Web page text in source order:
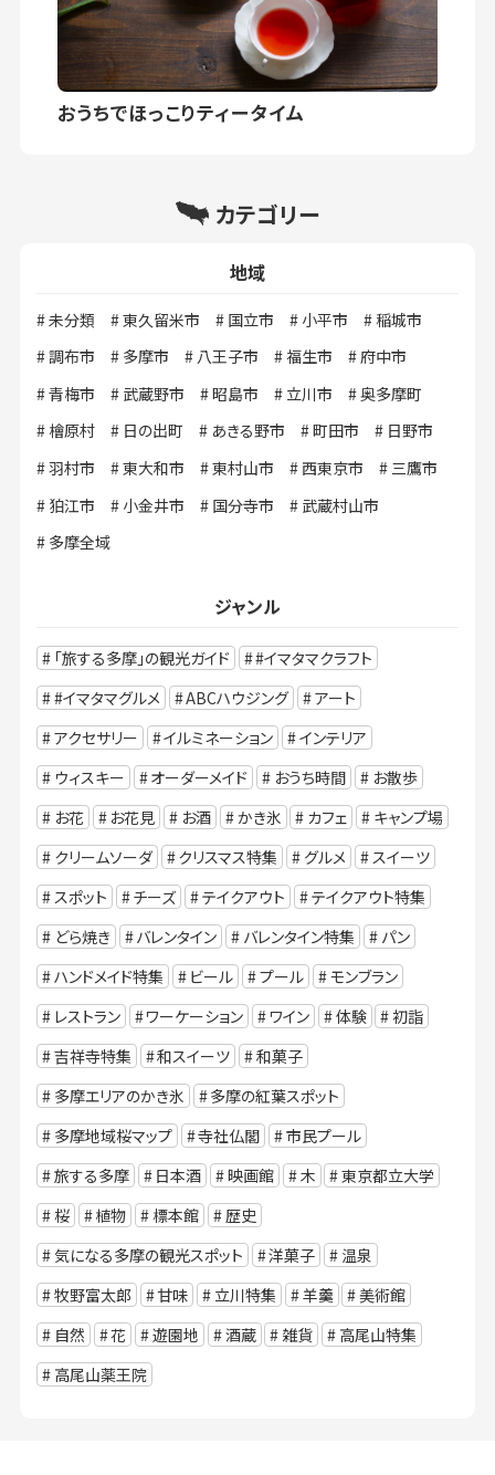
おうちでほっこりティータイム
カテゴリー
地域
未分類 東久留米市 国立市 小平市
稲城市
調布市
多摩市 八王子市 福生市
府中市
青梅市
武蔵野市 昭島市 立川市
奥多摩町
檜原村
日の出町 あきる野市 町田市
日野市
羽村市
東大和市 東村山市 西東京市
三鷹市
狛江市
小金井市 国分寺市
武蔵村山市
多摩全域
ジャンル
「旅する多摩」の観光ガイド
#イマタマクラフト
#イマタマグルメ
ABCハウジング
アート
アクセサリー
イルミネーション
インテリア
ウィスキー
オーダーメイド おうち時間
お散歩
お花
お花見 お酒 かき氷 カフェ
キャンプ場
クリームソーダ
クリスマス特集 グルメ
スイーツ
スポット
チーズ テイクアウト
テイクアウト特集
どら焼き
バレンタイン バレンタイン特集
パン
ハンドメイド特集
ビール プール
モンブラン
レストラン
ワーケーション ワイン 体験
初詣
吉祥寺特集
和スイーツ
和菓子
多摩エリアのかき氷
多摩の紅葉スポット
多摩地域桜マップ
寺社仏閣
市民プール
旅する多摩
日本酒 映画館 木
東京都立大学
桜
植物 標本館
歴史
気になる多摩の観光スポット
洋菓子
温泉
牧野富太郎
甘味 立川特集 羊羹
美術館
自然
花 遊園地 酒蔵 雑貨
高尾山特集
高尾山薬王院